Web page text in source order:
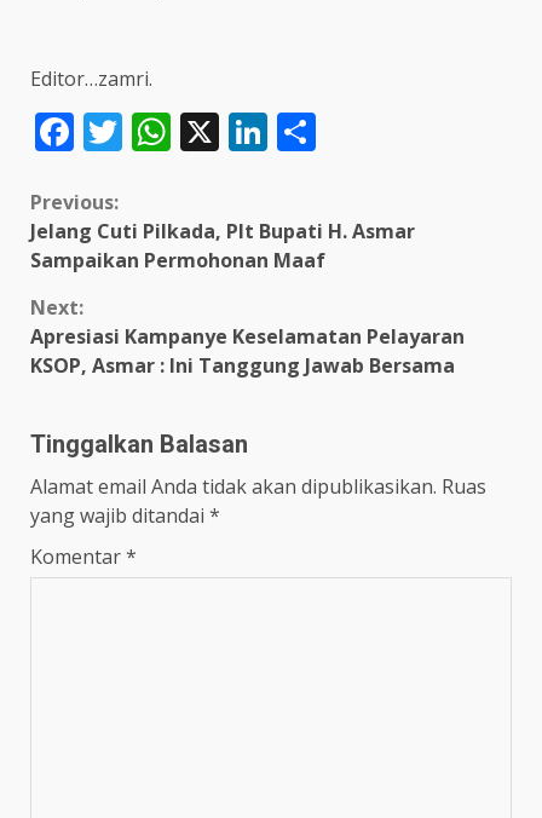
Editor…zamri.
Facebook
Twitter
WhatsApp
X LinkedIn
Continue
Reading
Previous:
Jelang Cuti Pilkada, Plt Bupati H. Asmar
Sampaikan Permohonan Maaf
Next:
Apresiasi Kampanye Keselamatan Pelayaran
KSOP, Asmar : Ini Tanggung Jawab Bersama
Tinggalkan Balasan
Alamat email Anda tidak akan dipublikasikan. Ruas
yang wajib ditandai *
Komentar*